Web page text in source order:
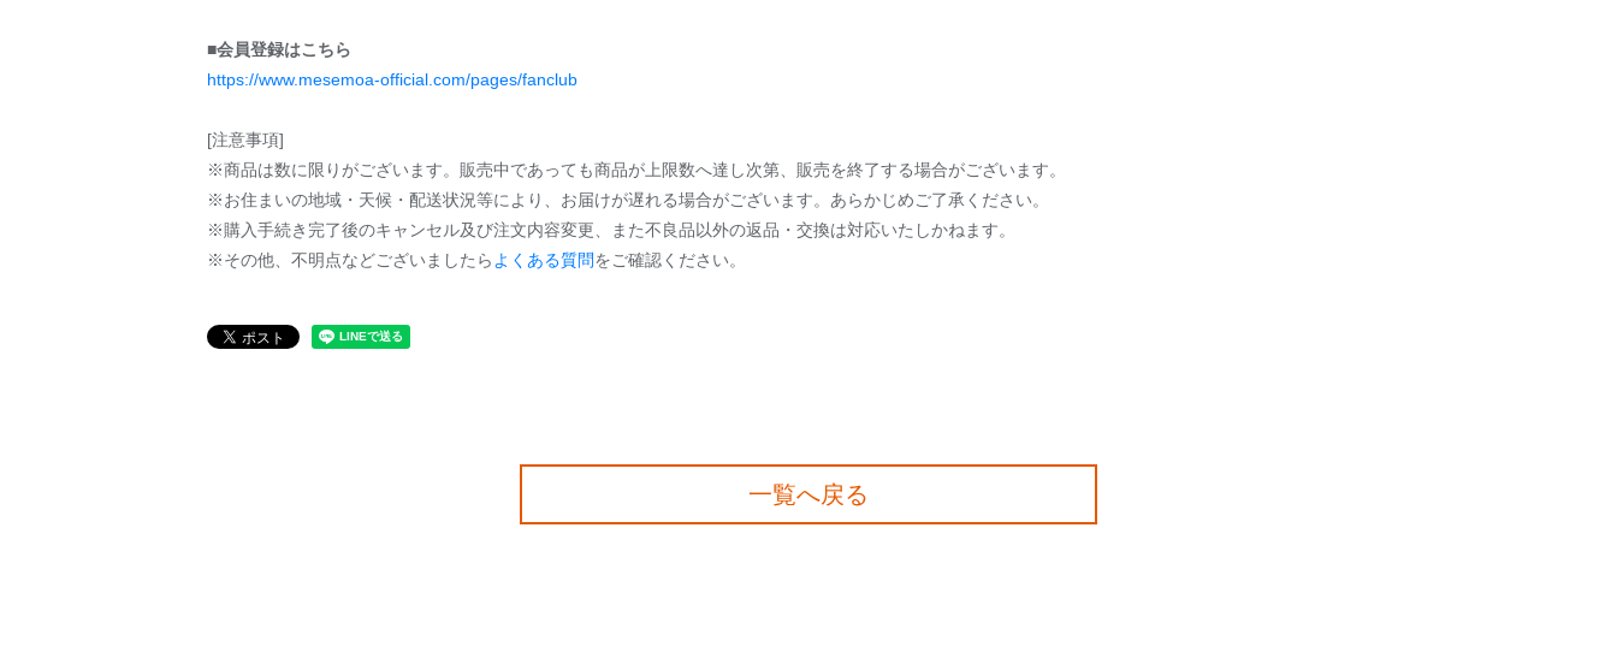
■会員登録はこちら
https://www.mesemoa-official.com/pages/fanclub
[注意事項]
※商品は数に限りがございます。販売中であっても商品が上限数へ達し次第、販売を終了する場合がございます。
※お住まいの地域・天候・配送状況等により、お届けが遅れる場合がございます。あらかじめご了承ください。
※購入手続き完了後のキャンセル及び注文内容変更、また不良品以外の返品・交換は対応いたしかねます。
※その他、不明点などございましたら よくある質問をご確認ください。
一覧へ戻る